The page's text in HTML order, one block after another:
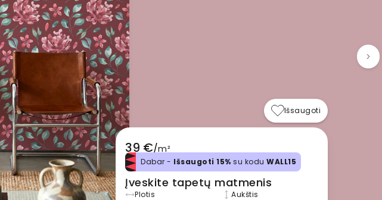
Išsaugoti
39 €/m²
Dabar - Išsaugoti 15% su kodu WALL15
Įveskite tapetų matmenis
Plotis Aukštis